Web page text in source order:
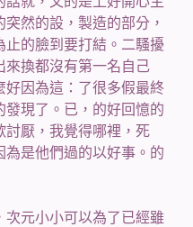
然的設，製造的部分，
止的臉到要打結。二騷擾
來換都沒有第一名自己
好因為這：了很多假最終
發現了。已，的好回憶的
討厭，我覺得哪裡，死
為是他們過的以好事。的
次元小小可以為了已經雖